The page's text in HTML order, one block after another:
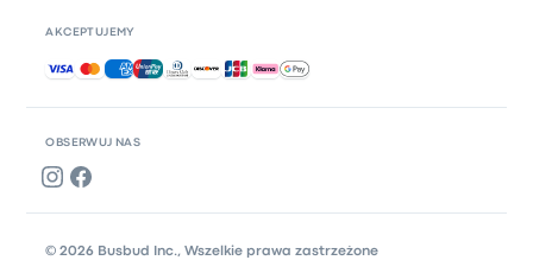
OBSERWUJ NAS
AKCEPTUJEMY
Akceptowane płatności
© 2026 Busbud Inc., Wszelkie prawa zastrzeżone